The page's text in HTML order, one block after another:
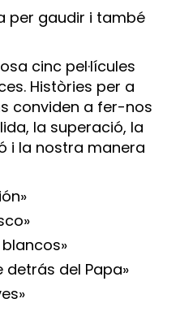
per gaudir i també
cinc pel·lícules
Històries per a
conviden a fer-nos
la superació, la
i la nostra manera
detrás del Papa»